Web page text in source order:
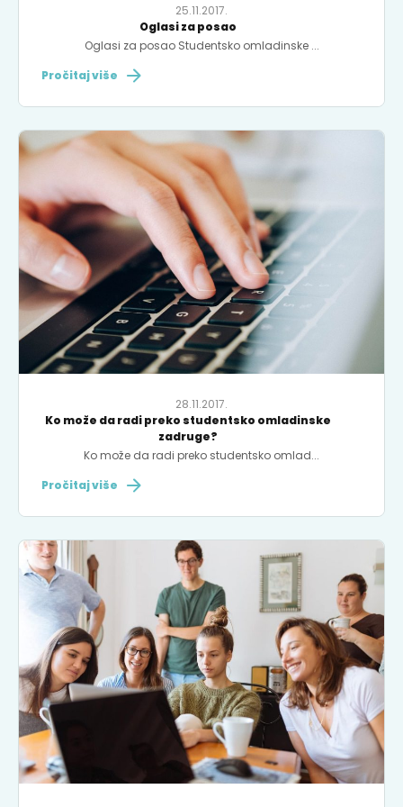
25.11.2017.
Oglasi za posao
Oglasi za posao Studentsko omladinske ...
Pročitaj više
28.11.2017.
Ko može da radi preko studentsko omladinske
zadruge?
Ko može da radi preko studentsko omlad...
Pročitaj više